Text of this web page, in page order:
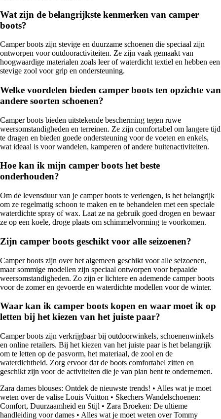
Wat zijn de belangrijkste kenmerken van camper
boots?
Camper boots zijn stevige en duurzame schoenen die speciaal zijn
ontworpen voor outdooractiviteiten. Ze zijn vaak gemaakt van
hoogwaardige materialen zoals leer of waterdicht textiel en hebben een
stevige zool voor grip en ondersteuning.
Welke voordelen bieden camper boots ten opzichte van
andere soorten schoenen?
Camper boots bieden uitstekende bescherming tegen ruwe
weersomstandigheden en terreinen. Ze zijn comfortabel om langere tijd
te dragen en bieden goede ondersteuning voor de voeten en enkels,
wat ideaal is voor wandelen, kamperen of andere buitenactiviteiten.
Hoe kan ik mijn camper boots het beste
onderhouden?
Om de levensduur van je camper boots te verlengen, is het belangrijk
om ze regelmatig schoon te maken en te behandelen met een speciale
waterdichte spray of wax. Laat ze na gebruik goed drogen en bewaar
ze op een koele, droge plaats om schimmelvorming te voorkomen.
Zijn camper boots geschikt voor alle seizoenen?
Camper boots zijn over het algemeen geschikt voor alle seizoenen,
maar sommige modellen zijn speciaal ontworpen voor bepaalde
weersomstandigheden. Zo zijn er lichtere en ademende camper boots
voor de zomer en gevoerde en waterdichte modellen voor de winter.
Waar kan ik camper boots kopen en waar moet ik op
letten bij het kiezen van het juiste paar?
Camper boots zijn verkrijgbaar bij outdoorwinkels, schoenenwinkels
en online retailers. Bij het kiezen van het juiste paar is het belangrijk
om te letten op de pasvorm, het materiaal, de zool en de
waterdichtheid. Zorg ervoor dat de boots comfortabel zitten en
geschikt zijn voor de activiteiten die je van plan bent te ondernemen.
Zara dames blouses: Ontdek de nieuwste trends! • Alles wat je moet
weten over de valise Louis Vuitton • Skechers Wandelschoenen:
Comfort, Duurzaamheid en Stijl • Zara Broeken: De ultieme
handleiding voor dames • Alles wat je moet weten over Tommy